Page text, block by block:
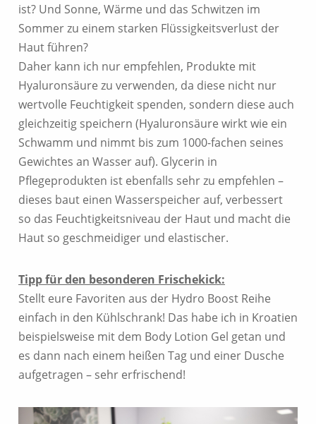
ist? Und Sonne, Wärme und das Schwitzen im
Sommer zu einem starken Flüssigkeitsverlust der
Haut führen?
Daher kann ich nur empfehlen, Produkte mit
Hyaluronsäure zu verwenden, da diese nicht nur
wertvolle Feuchtigkeit spenden, sondern diese auch
gleichzeitig speichern (Hyaluronsäure wirkt wie ein
Schwamm und nimmt bis zum 1000-fachen seines
Gewichtes an Wasser auf). Glycerin in
Pflegeprodukten ist ebenfalls sehr zu empfehlen –
dieses baut einen Wasserspeicher auf, verbessert
so das Feuchtigkeitsniveau der Haut und macht die
Haut so geschmeidiger und elastischer.
Tipp für den besonderen Frischekick:
Stellt eure Favoriten aus der Hydro Boost Reihe
einfach in den Kühlschrank! Das habe ich in Kroatien
beispielsweise mit dem Body Lotion Gel getan und
es dann nach einem heißen Tag und einer Dusche
aufgetragen – sehr erfrischend!